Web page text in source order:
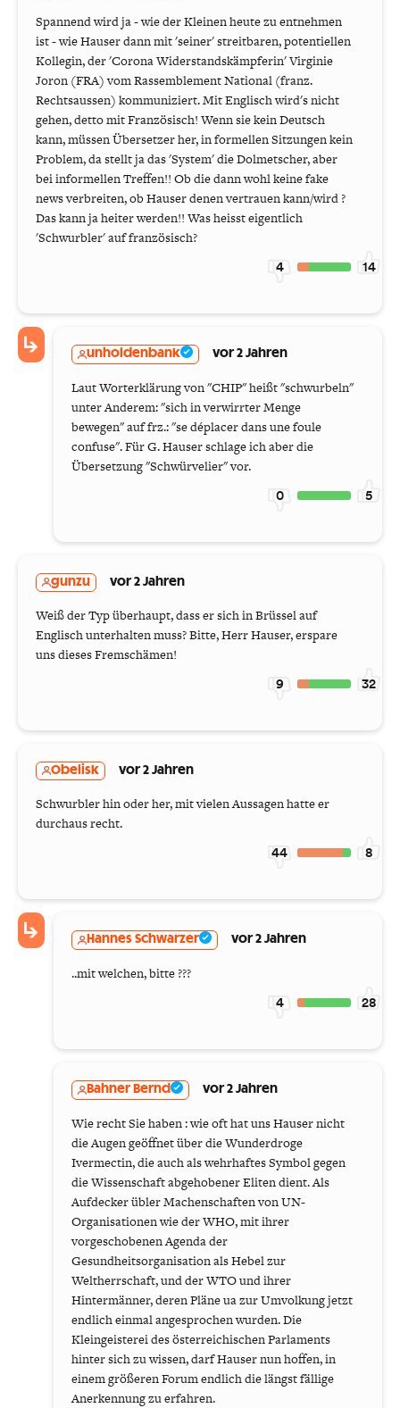
Spannend wird ja - wie der Kleinen heute zu entnehmen
ist - wie Hauser dann mit 'seiner' streitbaren, potentiellen
Kollegin, der 'Corona Widerstandskämpferin' Virginie
Joron (FRA) vom Rassemblement National (franz.
Rechtsaussen) kommuniziert. Mit Englisch wird's nicht
gehen, detto mit Französisch! Wenn sie kein Deutsch
kann, müssen Übersetzer her, in formellen Sitzungen kein
Problem, da stellt ja das 'System' die Dolmetscher, aber
bei informellen Treffen!! Ob die dann wohl keine fake
news verbreiten, ob Hauser denen vertrauen kann/wird ?
Das kann ja heiter werden!! Was heisst eigentlich
'Schwurbler' auf französisch?
4 14
unholdenbank vor 2 Jahren
Laut Worterklärung von "CHIP" heißt "schwurbeln"
unter Anderem: "sich in verwirrter Menge
bewegen" auf frz.: "se déplacer dans une foule
confuse". Für G. Hauser schlage ich aber die
Übersetzung "Schwürvelier" vor.
0 5
gunzu vor 2 Jahren
Weiß der Typ überhaupt, dass er sich in Brüssel auf
Englisch unterhalten muss? Bitte, Herr Hauser, erspare
uns dieses Fremschämen!
9 32
Obelisk vor 2 Jahren
Schwurbler hin oder her, mit vielen Aussagen hatte er
durchaus recht.
44 8
Hannes Schwarzer vor 2 Jahren
..mit welchen, bitte ???
4 28
Bahner Bernd vor 2 Jahren
Wie recht Sie haben : wie oft hat uns Hauser nicht
die Augen geöffnet über die Wunderdroge
Ivermectin, die auch als wehrhaftes Symbol gegen
die Wissenschaft abgehobener Eliten dient. Als
Aufdecker übler Machenschaften von UN-
Organisationen wie der WHO, mit ihrer
vorgeschobenen Agenda der
Gesundheitsorganisation als Hebel zur
Weltherrschaft, und der WTO und ihrer
Hintermänner, deren Pläne ua zur Umvolkung jetzt
endlich einmal angesprochen wurden. Die
Kleingeisterei des österreichischen Parlaments
hinter sich zu wissen, darf Hauser nun hoffen, in
einem größeren Forum endlich die längst fällige
Anerkennung zu erfahren.